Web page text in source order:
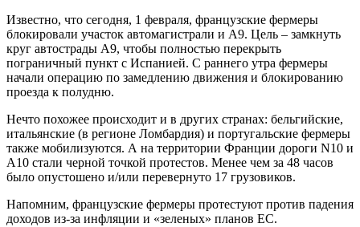
Известно, что сегодня, 1 февраля, французские фермеры
блокировали участок автомагистрали и А9. Цель – замкнуть
круг автострады А9, чтобы полностью перекрыть
пограничный пункт с Испанией. С раннего утра фермеры
начали операцию по замедлению движения и блокированию
проезда к полудню.
Нечто похожее происходит и в других странах: бельгийские,
итальянские (в регионе Ломбардия) и португальские фермеры
также мобилизуются. А на территории Франции дороги N10 и
A10 стали черной точкой протестов. Менее чем за 48 часов
было опустошено и/или перевернуто 17 грузовиков.
Напомним, французские фермеры протестуют против падения
доходов из-за инфляции и «зеленых» планов ЕС.